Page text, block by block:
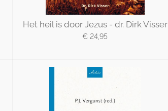
Het heil is door Jezus - dr. Dirk Visser
€ 24,95